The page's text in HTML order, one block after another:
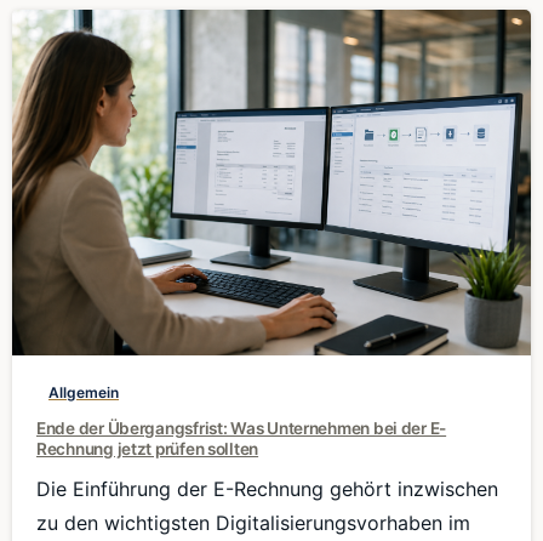
0
Allgemein
Ende der Übergangsfrist: Was Unternehmen bei der E-
Rechnung jetzt prüfen sollten
Die Einführung der E-Rechnung gehört inzwischen
zu den wichtigsten Digitalisierungsvorhaben im